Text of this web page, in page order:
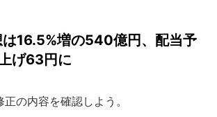
16.5%増の540億円、配当予
げ63円に
の内容を確認しよう。